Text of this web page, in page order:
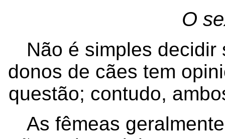
O
Não é simples decidir
donos de cães tem
questão; contudo,
As fêmeas